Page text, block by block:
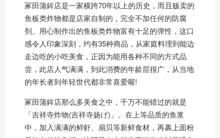
冢田蒲鉾店是一家横跨70年以上的历史，而且贩卖的
鱼板类炸物都是店家自制的，完全不加任何的防腐
剂。用心制作出的鱼板类炸物富有十足的弹性，这口
感令人印象深刻，约有35种商品，从家庭料理到能边
走边吃的小吃美食，正因为能用各种不同的方式品
尝，此店人气满满，到此消费的年龄层很广，从当地
的年长者到年轻世代都非常喜爱喔!
冢田蒲鉾店那么多美食之中，千万不能错过的就是
「吉祥寺炸物(吉祥寺扬げ)」。在上等品质的鱼浆
中，加入满满的鲜虾、扇贝等新鲜食材，再裹上面粉